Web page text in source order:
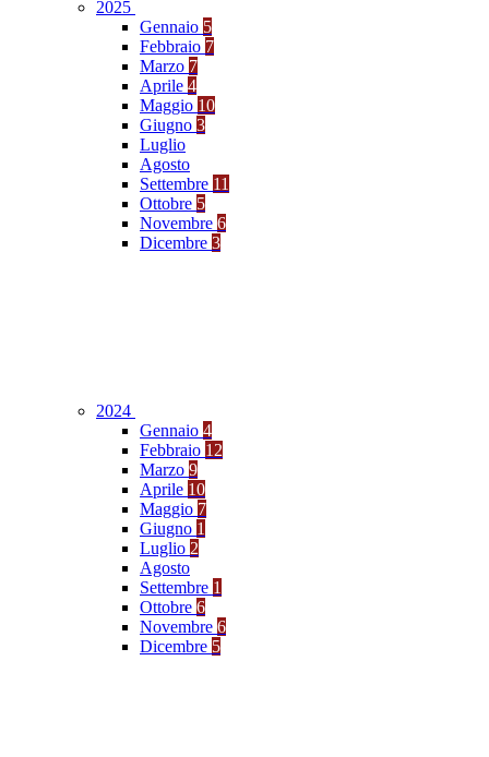
2025
Gennaio 5
Febbraio 7
Marzo 7
Aprile 4
Maggio 10
Giugno 3
Luglio
Agosto
Settembre 11
Ottobre 5
Novembre 6
Dicembre 3
2024
Gennaio 4
Febbraio 12
Marzo 9
Aprile 10
Maggio 7
Giugno 1
Luglio 2
Agosto
Settembre 1
Ottobre 6
Novembre 6
Dicembre 5